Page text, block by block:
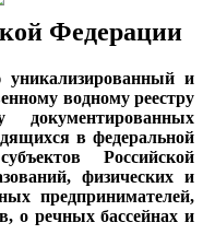
Федерации
и
водному реестру
документированных
в федеральной
Российской
физических и
предпринимателей,
о речных бассейнах и